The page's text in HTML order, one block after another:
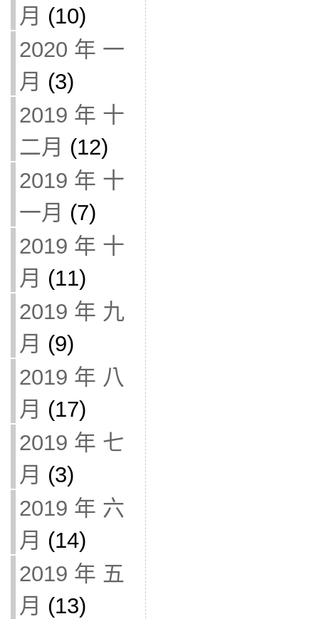
月 (10)
2020 年 一
月 (3)
2019 年 十
二月 (12)
2019 年 十
一月 (7)
2019 年 十
月 (11)
2019 年 九
月 (9)
2019 年 八
月 (17)
2019 年 七
月 (3)
2019 年 六
月 (14)
2019 年 五
月 (13)